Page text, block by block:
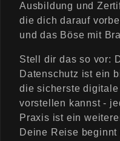
Ausbildung und
die dich darauf
und das Böse mit
Stell dir das so vor:
Datenschutz ist ein
die sicherste
vorstellen kannst -
Praxis ist ein
Deine Reise